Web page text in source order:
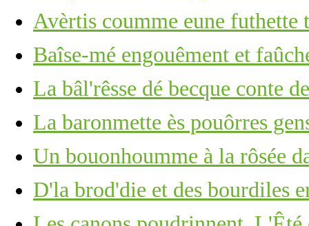
Avèrtis coumme eune futhette
Baîse-mé engouêment et
La bâl'rêsse dé becque conte
La baronmette ès pouôrres
Un bouonhoumme à la rôsée
D'la brod'die et des bourdiles